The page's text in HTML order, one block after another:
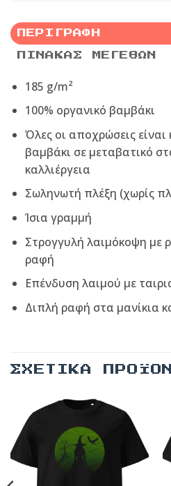
ΠΕΡΙΓΡΑΦΉ
ΠΊΝΑΚΑΣ ΜΕΓΕΘΏΝ
185 g/m²
100% οργανικό βαμβάκι
Όλες οι αποχρώσεις
βαμβάκι σε μεταβατικό
καλλιέργεια
Σωληνωτή πλέξη (χωρίς
Ίσια γραμμή
Στρογγυλή λαιμόκοψη με
ραφή
Επένδυση λαιμού με
Διπλή ραφή στα μανίκια
ΣΧΕΤΙΚΆ